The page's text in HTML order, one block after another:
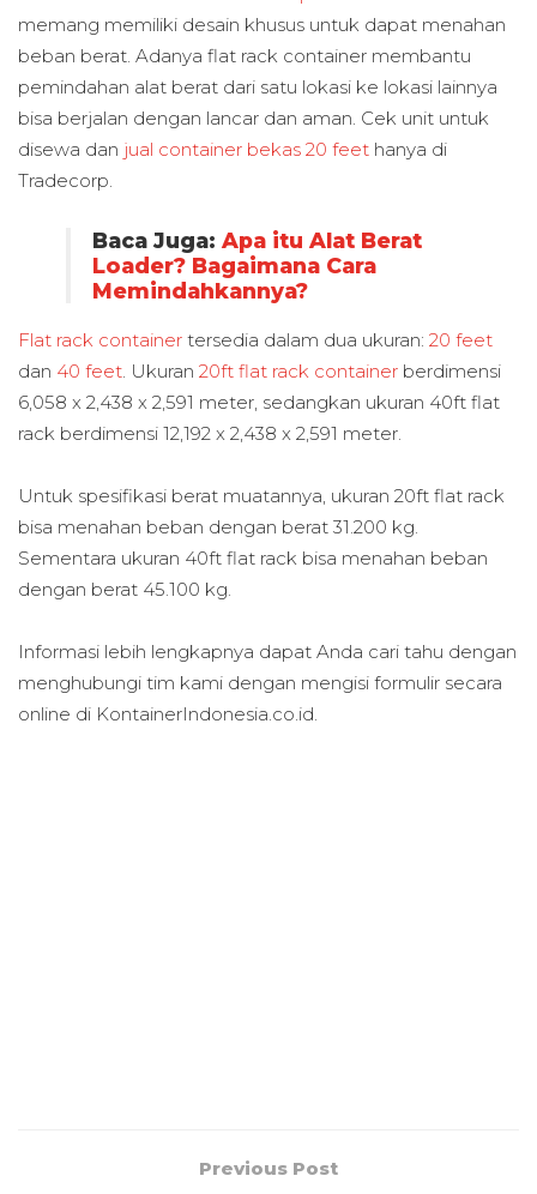
memang memiliki desain khusus untuk dapat menahan
beban berat. Adanya flat rack container membantu
pemindahan alat berat dari satu lokasi ke lokasi lainnya
bisa berjalan dengan lancar dan aman. Cek unit untuk
disewa dan jual container bekas 20 feet hanya di
Tradecorp.
Baca Juga: Apa itu Alat Berat
Loader? Bagaimana Cara
Memindahkannya?
Flat rack container tersedia dalam dua ukuran: 20 feet
dan 40 feet . Ukuran 20ft flat rack container berdimensi
6,058 x 2,438 x 2,591 meter, sedangkan ukuran 40ft flat
rack berdimensi 12,192 x 2,438 x 2,591 meter.
Untuk spesifikasi berat muatannya, ukuran 20ft flat rack
bisa menahan beban dengan berat 31.200 kg.
Sementara ukuran 40ft flat rack bisa menahan beban
dengan berat 45.100 kg.
Informasi lebih lengkapnya dapat Anda cari tahu dengan
menghubungi tim kami dengan mengisi formulir secara
online di KontainerIndonesia.co.id.
Previous Post